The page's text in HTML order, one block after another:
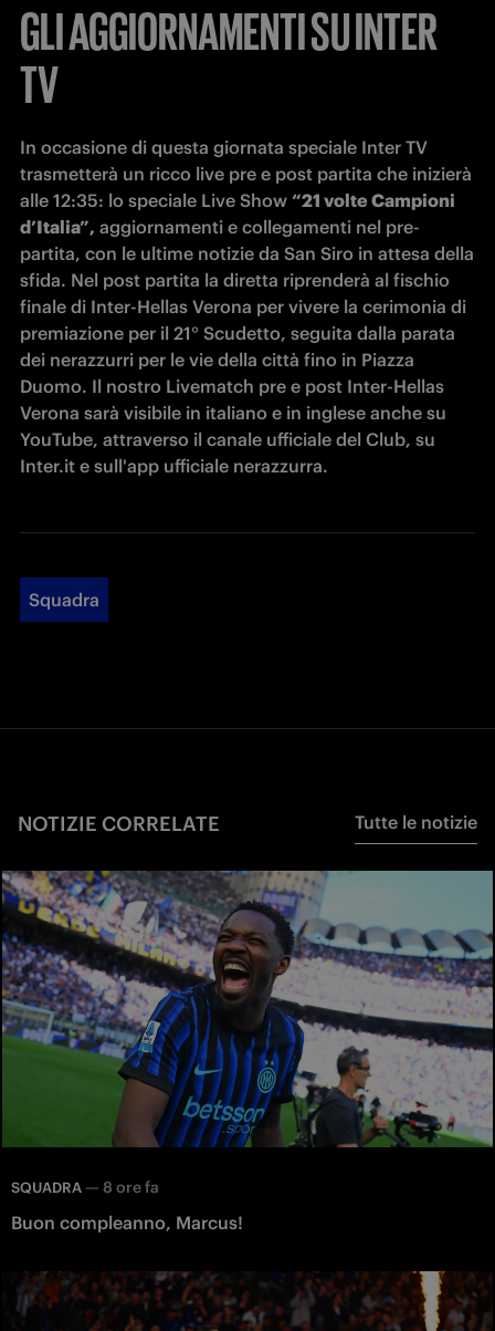
GLI AGGIORNAMENTI SU INTER
TV
In occasione di questa giornata speciale Inter TV
trasmetterà un ricco live pre e post partita che inizierà
alle 12:35: lo speciale Live Show “21 volte Campioni
d’Italia”, aggiornamenti e collegamenti nel pre-
partita, con le ultime notizie da San Siro in attesa della
sfida. Nel post partita la diretta riprenderà al fischio
finale di Inter-Hellas Verona per vivere la cerimonia di
premiazione per il 21° Scudetto, seguita dalla parata
dei nerazzurri per le vie della città fino in Piazza
Duomo. Il nostro Livematch pre e post Inter-Hellas
Verona sarà visibile in italiano e in inglese anche su
YouTube, attraverso il canale ufficiale del Club, su
Inter.it e sull'app ufficiale nerazzurra.
Squadra
NOTIZIE CORRELATE Tutte le notizie
SQUADRA — 8 ore fa
Buon compleanno, Marcus!